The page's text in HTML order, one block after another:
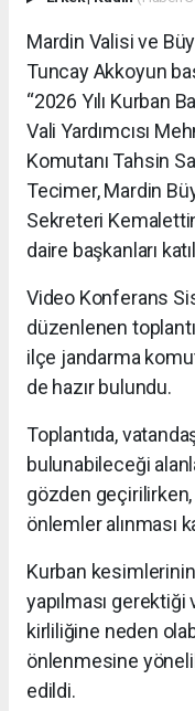
Mardin Valisi ve
Tuncay Akkoyun
“2026 Yılı Kurban
Vali Yardımcısı
Komutanı Tahsin
Tecimer, Mardin
Sekreteri
daire başkanları
Video Konferans
düzenlenen
ilçe jandarma
de hazır bulundu.
Toplantıda,
bulunabileceği
gözden
önlemler alınması
Kurban
yapılması
kirliliğine neden
önlenmesine
edildi.